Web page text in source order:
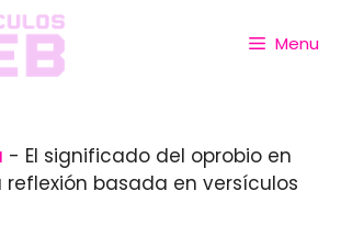
Menu
- El significado del oprobio en
reflexión basada en versículos